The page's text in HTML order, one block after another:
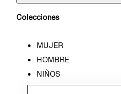
Colecciones
MUJER
HOMBRE
NIÑOS
HOME